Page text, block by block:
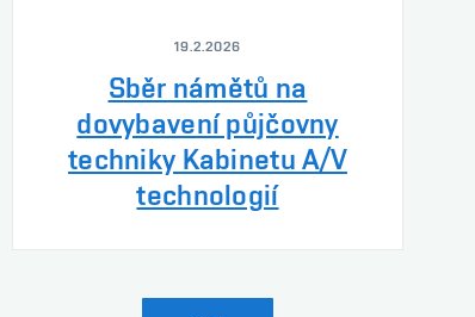
19.2.2026
Sběr námětů na
dovybavení půjčovny
techniky Kabinetu A/V
technologií